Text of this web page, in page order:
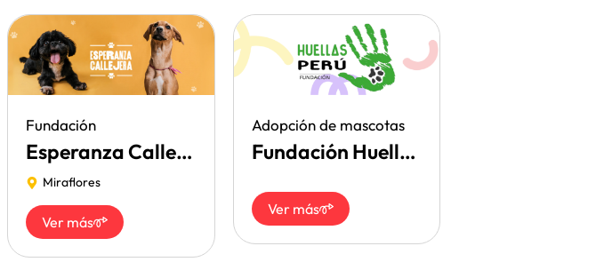
Fundación
Esperanza Callejera
Miraflores
Ver más
Adopción de mascotas
Fundación Huellas Perú
Ver más